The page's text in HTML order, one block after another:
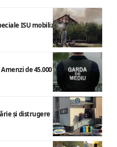
ISU mobilizate
de 45.000 de lei
și distrugere